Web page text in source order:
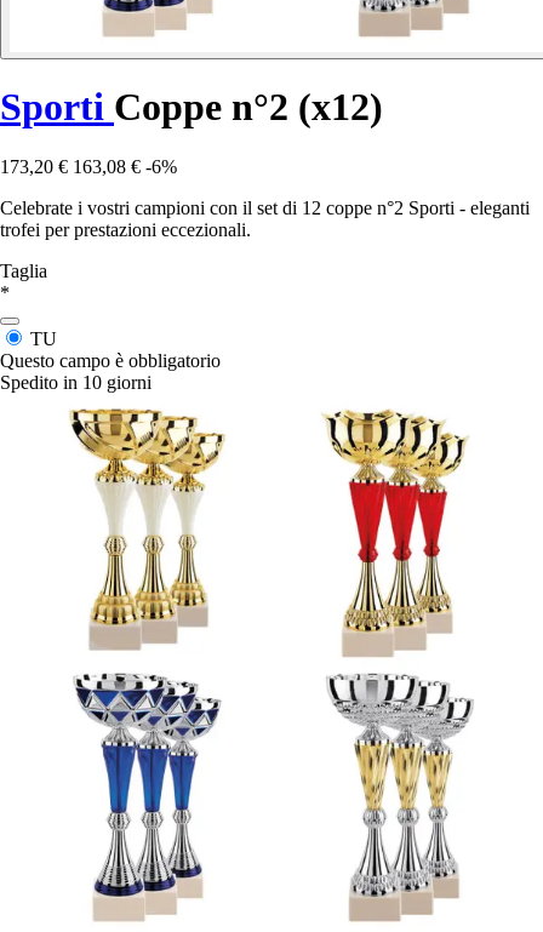
Sporti Coppe n°2 (x12)
173,20 € 163,08 € -6%
Celebrate i vostri campioni con il set di 12 coppe n°2 Sporti - eleganti
trofei per prestazioni eccezionali.
Taglia
*
TU
Questo campo è obbligatorio
Spedito in 10 giorni